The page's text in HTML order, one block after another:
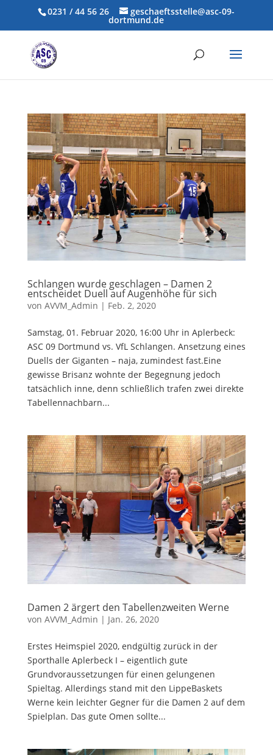
0231 / 44 56 26 geschaeftsstelle@asc-09-
dortmund.de
Schlangen wurde geschlagen – Damen 2
entscheidet Duell auf Augenhöhe für sich
von AVVM_Admin | Feb. 2, 2020
Samstag, 01. Februar 2020, 16:00 Uhr in Aplerbeck:
ASC 09 Dortmund vs. VfL Schlangen. Ansetzung eines
Duells der Giganten – naja, zumindest fast.Eine
gewisse Brisanz wohnte der Begegnung jedoch
tatsächlich inne, denn schließlich trafen zwei direkte
Tabellennachbarn...
Damen 2 ärgert den Tabellenzweiten Werne
von AVVM_Admin | Jan. 26, 2020
Erstes Heimspiel 2020, endgültig zurück in der
Sporthalle Aplerbeck I – eigentlich gute
Grundvoraussetzungen für einen gelungenen
Spieltag. Allerdings stand mit den LippeBaskets
Werne kein leichter Gegner für die Damen 2 auf dem
Spielplan. Das gute Omen sollte...